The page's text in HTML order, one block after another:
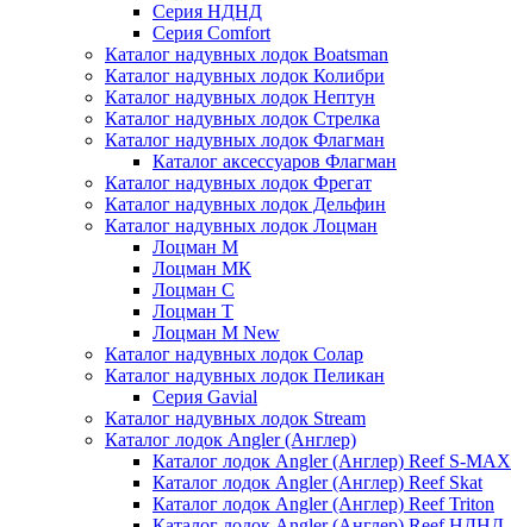
Серия НДНД
Серия Comfort
Каталог надувных лодок Boatsman
Каталог надувных лодок Колибри
Каталог надувных лодок Нептун
Каталог надувных лодок Стрелка
Каталог надувных лодок Флагман
Каталог аксессуаров Флагман
Каталог надувных лодок Фрегат
Каталог надувных лодок Дельфин
Каталог надувных лодок Лоцман
Лоцман М
Лоцман МК
Лоцман С
Лоцман Т
Лоцман М New
Каталог надувных лодок Солар
Каталог надувных лодок Пеликан
Серия Gavial
Каталог надувных лодок Stream
Каталог лодок Angler (Англер)
Каталог лодок Angler (Англер) Reef S-MAX
Каталог лодок Angler (Англер) Reef Skat
Каталог лодок Angler (Англер) Reef Triton